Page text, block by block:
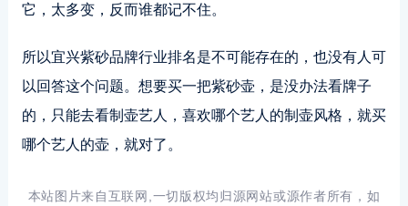
它，太多变，反而谁都记不住。
所以宜兴紫砂品牌行业排名是不可能存在的，也没有人可
以回答这个问题。想要买一把紫砂壶，是没办法看牌子
的，只能去看制壶艺人，喜欢哪个艺人的制壶风格，就买
哪个艺人的壶，就对了。
本站图片来自互联网,一切版权均归源网站或源作者所有，如